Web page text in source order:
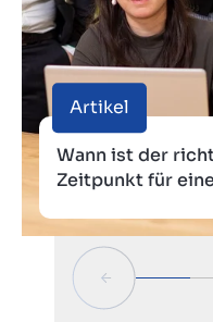
Artikel
Wann ist der
Zeitpunkt für